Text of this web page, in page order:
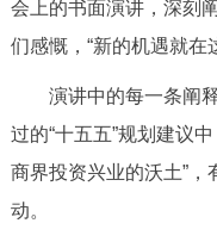
会上的书面演讲，深刻
们感慨，“新的机遇就在
演讲中的每一条阐
过的“十五五”规划建议
商界投资兴业的沃土”
动。